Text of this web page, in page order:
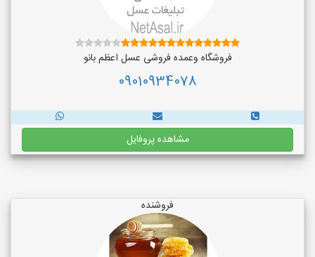
فروشگاه وعمده فروشی عسل اعظم بانو
09010934078
مشاهده پروفایل
فروشنده